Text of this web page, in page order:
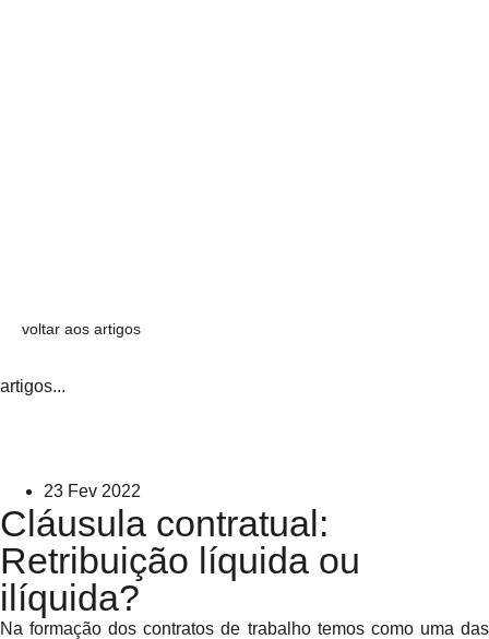
voltar aos artigos
artigos...
23 Fev 2022
Cláusula contratual:
Retribuição líquida ou
ilíquida?
Na formação dos contratos de trabalho temos como uma das